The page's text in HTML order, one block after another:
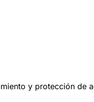
y protección de